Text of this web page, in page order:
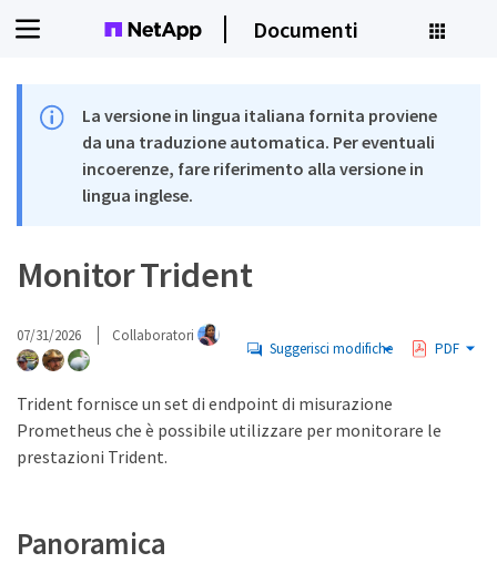
Documenti
La versione in lingua italiana fornita proviene
da una traduzione automatica. Per eventuali
incoerenze, fare riferimento alla versione in
lingua inglese.
Monitor Trident
07/31/2026 Collaboratori
Suggerisci modifiche PDF
Trident fornisce un set di endpoint di misurazione
Prometheus che è possibile utilizzare per monitorare le
prestazioni Trident.
Panoramica